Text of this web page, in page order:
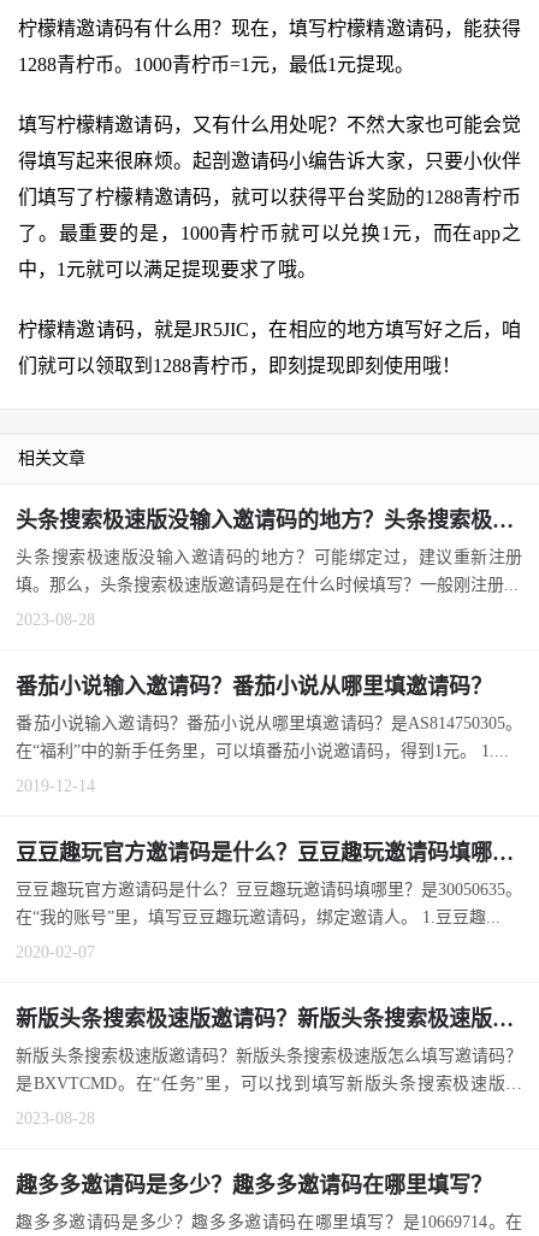
柠檬精邀请码有什么用？现在，填写柠檬精邀请码，能获得
1288青柠币。1000青柠币=1元，最低1元提现。
填写柠檬精邀请码，又有什么用处呢？不然大家也可能会觉
得填写起来很麻烦。起剖邀请码小编告诉大家，只要小伙伴
们填写了柠檬精邀请码，就可以获得平台奖励的1288青柠币
了。最重要的是，1000青柠币就可以兑换1元，而在app之
中，1元就可以满足提现要求了哦。
柠檬精邀请码，就是JR5JIC，在相应的地方填写好之后，咱
们就可以领取到1288青柠币，即刻提现即刻使用哦！
相关文章
头条搜索极速版没输入邀请码的地方？头条搜索极速版邀请码是在什么时候填写？
头条搜索极速版没输入邀请码的地方？可能绑定过，建议重新注册
填。那么，头条搜索极速版邀请码是在什么时候填写？一般刚注册...
2023-08-28
番茄小说输入邀请码？番茄小说从哪里填邀请码？
番茄小说输入邀请码？番茄小说从哪里填邀请码？是AS814750305。
在“福利”中的新手任务里，可以填番茄小说邀请码，得到1元。 1....
2019-12-14
豆豆趣玩官方邀请码是什么？豆豆趣玩邀请码填哪里？
豆豆趣玩官方邀请码是什么？豆豆趣玩邀请码填哪里？是30050635。
在“我的账号”里，填写豆豆趣玩邀请码，绑定邀请人。 1.豆豆趣...
2020-02-07
新版头条搜索极速版邀请码？新版头条搜索极速版怎么填写邀请码？
新版头条搜索极速版邀请码？新版头条搜索极速版怎么填写邀请码？
是BXVTCMD。在“任务”里，可以找到填写新版头条搜索极速版邀
请...
2023-08-28
趣多多邀请码是多少？趣多多邀请码在哪里填写？
趣多多邀请码是多少？趣多多邀请码在哪里填写？是10669714。在